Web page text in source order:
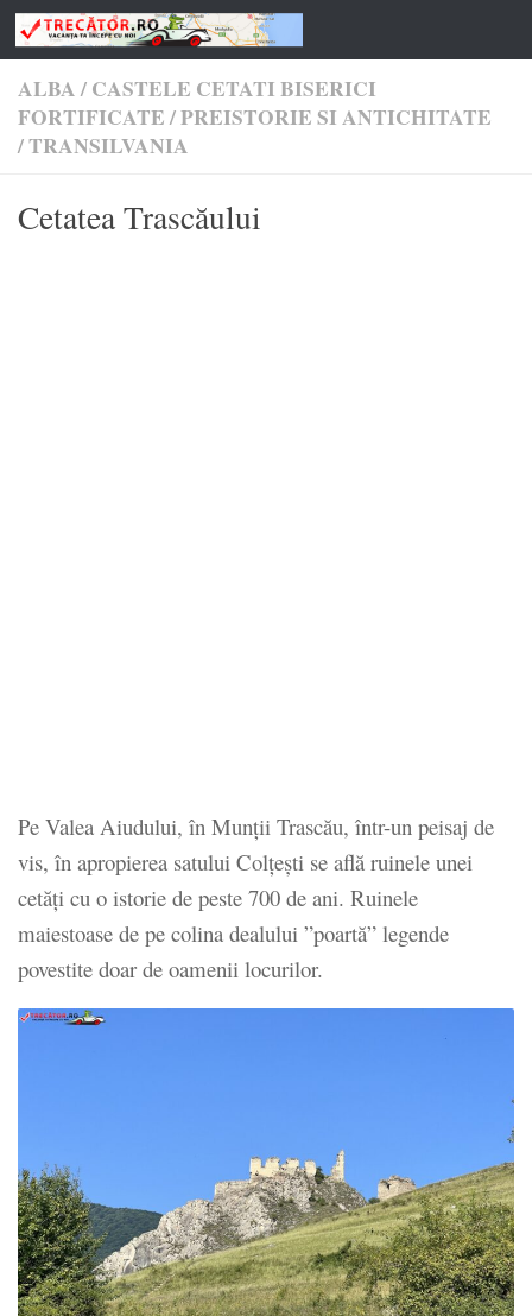
Skip to content
ALBA/CASTELE CETATI BISERICI
FORTIFICATE/PREISTORIE SI ANTICHITATE
/TRANSILVANIA
Cetatea Trascăului
Pe Valea Aiudului, în Munţii Trascău, într-un peisaj de
vis, în apropierea satului Colţeşti se află ruinele unei
cetăţi cu o istorie de peste 700 de ani. Ruinele
maiestoase de pe colina dealului ”poartă” legende
povestite doar de oamenii locurilor.